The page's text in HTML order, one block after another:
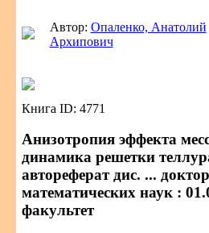
Автор: Опаленко, Анатолий
Архипович
Книга ID: 4771
Анизотропия эффекта
динамика решетки
автореферат дис. ...
математических наук :
факультет